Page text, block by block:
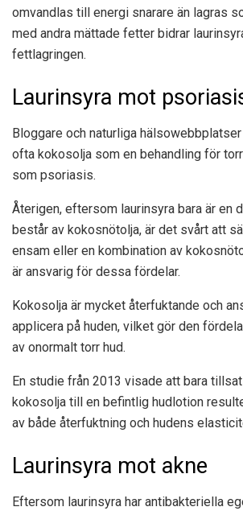
omvandlas till energi snarare än lagras
med andra mättade fetter bidrar
fettlagringen.
Laurinsyra mot
Bloggare och naturliga
ofta kokosolja som en behandling för
som psoriasis.
Återigen, eftersom laurinsyra bara är en
består av kokosnötolja, är det svårt att
ensam eller en kombination av
är ansvarig för dessa fördelar.
Kokosolja är mycket återfuktande och
applicera på huden, vilket gör den
av onormalt torr hud.
En studie från 2013 visade att bara
kokosolja till en befintlig hudlotion
av både återfuktning och hudens
Laurinsyra mot akne
Eftersom laurinsyra har antibakteriella